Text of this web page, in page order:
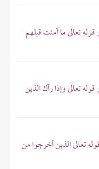
تعالى ما آمنت قبلهم
تعالى وإذا رآك الذين
تعالى الذين أخرجوا من